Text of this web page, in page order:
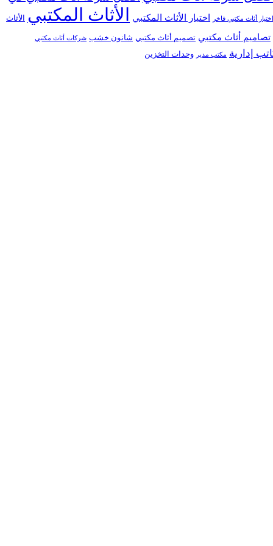
اختيار أثاث مكتبي فاخر اختيار الأثاث المكتبي الأثاث المكتبي الأثاث
تصاميم أثاث مكتبي تصميم أثاث مكتبي شانون خشب شركات أثاث مكتبي
إدارية مكتب مدير وحدات التخزين